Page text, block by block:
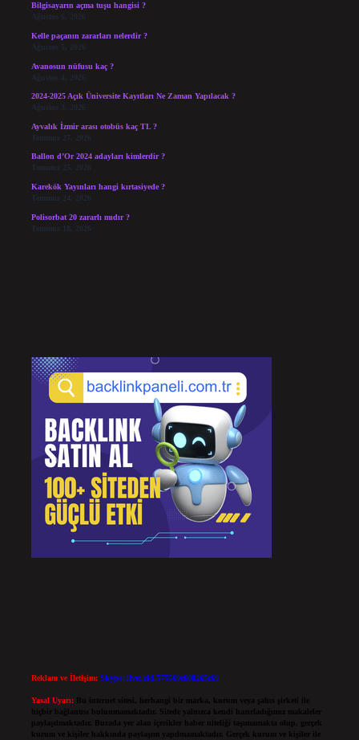
Bilgisayarın açma tuşu hangisi ?
Ağustos 6, 2026
Kelle paçanın zararları nelerdir ?
Ağustos 5, 2026
Avanosun nüfusu kaç ?
Ağustos 4, 2026
2024-2025 Açık Üniversite Kayıtları Ne Zaman Yapılacak ?
Ağustos 3, 2026
Ayvalık İzmir arası otobüs kaç TL ?
Temmuz 27, 2026
Ballon d’Or 2024 adayları kimlerdir ?
Temmuz 25, 2026
Karekök Yayınları hangi kırtasiyede ?
Temmuz 24, 2026
Polisorbat 20 zararlı mıdır ?
Temmuz 18, 2026
Reklam ve İletişim: Skype: live:.cid.575569c608265c69
Yasal Uyarı:
Bu internet sitesi, herhangi bir marka, kurum veya şahıs şirketi ile
hiçbir bağlantısı bulunmamaktadır. Sitede yalnızca kendi hazırladığımız makaleler
paylaşılmaktadır. Burada yer alan içerikler haber niteliği taşımamakta olup, gerçek
kurum ve kişiler hakkında paylaşım yapılmamaktadır. Gerçek kurum ve kişiler ile